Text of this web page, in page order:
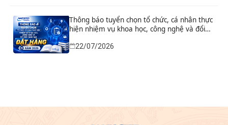
Thông báo tuyển chọn tổ chức, cá nhân thực
hiện nhiệm vụ khoa học, công nghệ và đổi
22/07/2026